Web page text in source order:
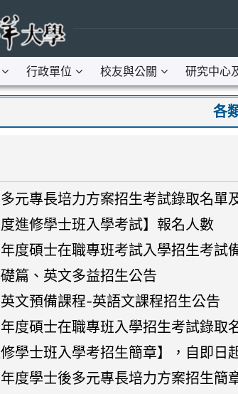
行政單位 校友與公關 研究中心
各
多元專長培力方案招生考試錄取名單
度進修學士班入學考試】報名人數
年度碩士在職專班考試入學招生考試
篇、英文多益招生公告
英文預備課程-英語文課程招生公告
年度碩士在職專班入學招生考試錄取
修學士班入學考招生簡章】，自即日
年度學士後多元專長培力方案招生簡